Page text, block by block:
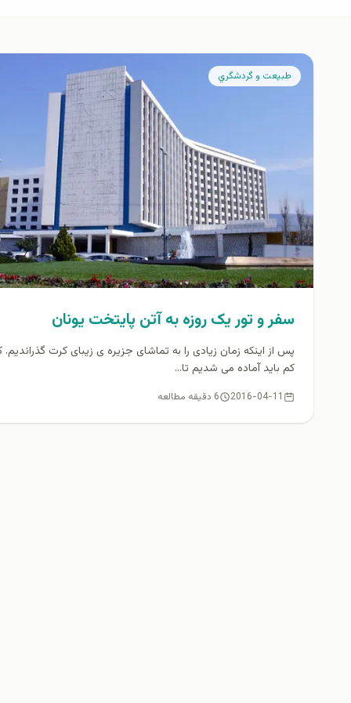
طبيعت و گردشگري
سفر و تور یک روزه به آتن پایتخت یونان
پس از اینکه زمان زیادی را به تماشای جزیره ی زیبای کرت گذراندیم.
کم باید آماده می شدیم تا...
2016-04-11 6 دقیقه مطالعه